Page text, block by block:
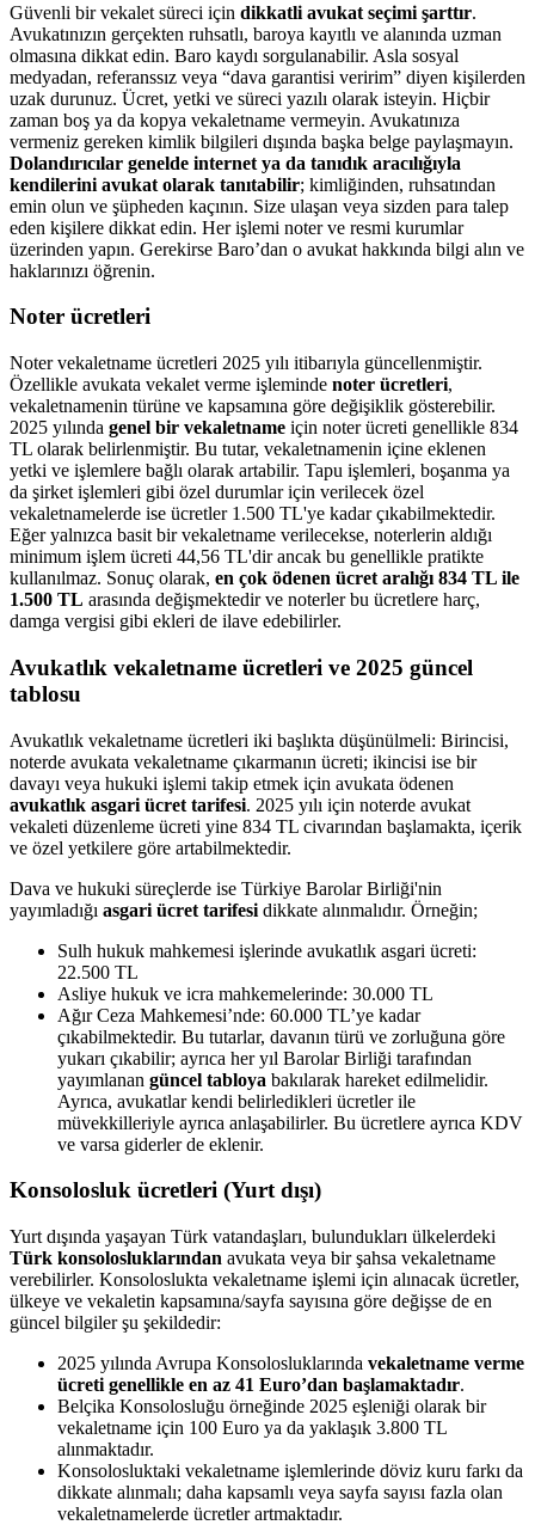
Güvenli bir vekalet süreci için dikkatli avukat seçimi şarttır.
Avukatınızın gerçekten ruhsatlı, baroya kayıtlı ve alanında uzman
olmasına dikkat edin. Baro kaydı sorgulanabilir. Asla sosyal
medyadan, referanssız veya “dava garantisi veririm” diyen kişilerden
uzak durunuz. Ücret, yetki ve süreci yazılı olarak isteyin. Hiçbir
zaman boş ya da kopya vekaletname vermeyin. Avukatınıza
vermeniz gereken kimlik bilgileri dışında başka belge paylaşmayın.
Dolandırıcılar genelde internet ya da tanıdık aracılığıyla
kendilerini avukat olarak tanıtabilir; kimliğinden, ruhsatından
emin olun ve şüpheden kaçının. Size ulaşan veya sizden para talep
eden kişilere dikkat edin. Her işlemi noter ve resmi kurumlar
üzerinden yapın. Gerekirse Baro’dan o avukat hakkında bilgi alın ve
haklarınızı öğrenin.
Noter ücretleri
Noter vekaletname ücretleri 2025 yılı itibarıyla güncellenmiştir.
Özellikle avukata vekalet verme işleminde noter ücretleri,
vekaletnamenin türüne ve kapsamına göre değişiklik gösterebilir.
2025 yılında genel bir vekaletname için noter ücreti genellikle 834
TL olarak belirlenmiştir. Bu tutar, vekaletnamenin içine eklenen
yetki ve işlemlere bağlı olarak artabilir. Tapu işlemleri, boşanma ya
da şirket işlemleri gibi özel durumlar için verilecek özel
vekaletnamelerde ise ücretler 1.500 TL'ye kadar çıkabilmektedir.
Eğer yalnızca basit bir vekaletname verilecekse, noterlerin aldığı
minimum işlem ücreti 44,56 TL'dir ancak bu genellikle pratikte
kullanılmaz. Sonuç olarak, en çok ödenen ücret aralığı 834 TL ile
1.500 TL arasında değişmektedir ve noterler bu ücretlere harç,
damga vergisi gibi ekleri de ilave edebilirler.
Avukatlık vekaletname ücretleri ve 2025 güncel
tablosu
Avukatlık vekaletname ücretleri iki başlıkta düşünülmeli: Birincisi,
noterde avukata vekaletname çıkarmanın ücreti; ikincisi ise bir
davayı veya hukuki işlemi takip etmek için avukata ödenen
avukatlık asgari ücret tarifesi. 2025 yılı için noterde avukat
vekaleti düzenleme ücreti yine 834 TL civarından başlamakta, içerik
ve özel yetkilere göre artabilmektedir.
Dava ve hukuki süreçlerde ise Türkiye Barolar Birliği'nin
yayımladığı asgari ücret tarifesi dikkate alınmalıdır. Örneğin;
Sulh hukuk mahkemesi işlerinde avukatlık asgari ücreti:
22.500 TL
Asliye hukuk ve icra mahkemelerinde: 30.000 TL
Ağır Ceza Mahkemesi’nde: 60.000 TL’ye kadar
çıkabilmektedir. Bu tutarlar, davanın türü ve zorluğuna göre
yukarı çıkabilir; ayrıca her yıl Barolar Birliği tarafından
yayımlanan güncel tabloya bakılarak hareket edilmelidir.
Ayrıca, avukatlar kendi belirledikleri ücretler ile
müvekkilleriyle ayrıca anlaşabilirler. Bu ücretlere ayrıca KDV
ve varsa giderler de eklenir.
Konsolosluk ücretleri (Yurt dışı)
Yurt dışında yaşayan Türk vatandaşları, bulundukları ülkelerdeki
Türk konsolosluklarından avukata veya bir şahsa vekaletname
verebilirler. Konsoloslukta vekaletname işlemi için alınacak ücretler,
ülkeye ve vekaletin kapsamına/sayfa sayısına göre değişse de en
güncel bilgiler şu şekildedir:
2025 yılında Avrupa Konsolosluklarında vekaletname verme
ücreti genellikle en az 41 Euro’dan başlamaktadır.
Belçika Konsolosluğu örneğinde 2025 eşleniği olarak bir
vekaletname için 100 Euro ya da yaklaşık 3.800 TL
alınmaktadır.
Konsolosluktaki vekaletname işlemlerinde döviz kuru farkı da
dikkate alınmalı; daha kapsamlı veya sayfa sayısı fazla olan
vekaletnamelerde ücretler artmaktadır.